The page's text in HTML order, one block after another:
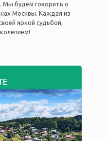
Мы будем говорить о
Москвы. Каждая из
яркой судьбой,